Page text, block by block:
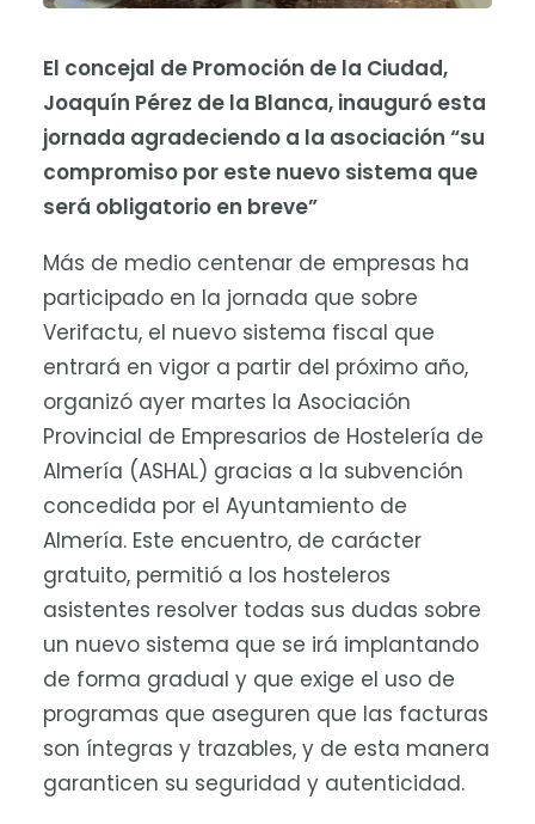
El concejal de Promoción de la Ciudad,
Joaquín Pérez de la Blanca, inauguró esta
jornada agradeciendo a la asociación “su
compromiso por este nuevo sistema que
será obligatorio en breve”
Más de medio centenar de empresas ha
participado en la jornada que sobre
Verifactu, el nuevo sistema fiscal que
entrará en vigor a partir del próximo año,
organizó ayer martes la Asociación
Provincial de Empresarios de Hostelería de
Almería (ASHAL) gracias a la subvención
concedida por el Ayuntamiento de
Almería. Este encuentro, de carácter
gratuito, permitió a los hosteleros
asistentes resolver todas sus dudas sobre
un nuevo sistema que se irá implantando
de forma gradual y que exige el uso de
programas que aseguren que las facturas
son íntegras y trazables, y de esta manera
garanticen su seguridad y autenticidad.